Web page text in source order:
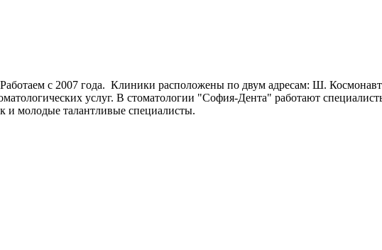
с 2007 года. Клиники расположены по двум адресам: Ш.
услуг. В стоматологии "София-Дента" работают
и молодые талантливые специалисты.